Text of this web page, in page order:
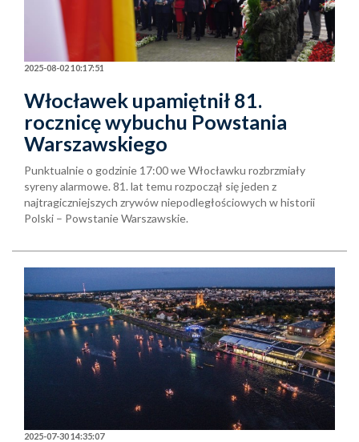
2025-08-02 10:17:51
Włocławek upamiętnił 81.
rocznicę wybuchu Powstania
Warszawskiego
Punktualnie o godzinie 17:00 we Włocławku rozbrzmiały
syreny alarmowe. 81. lat temu rozpoczął się jeden z
najtragiczniejszych zrywów niepodległościowych w historii
Polski – Powstanie Warszawskie.
2025-07-30 14:35:07